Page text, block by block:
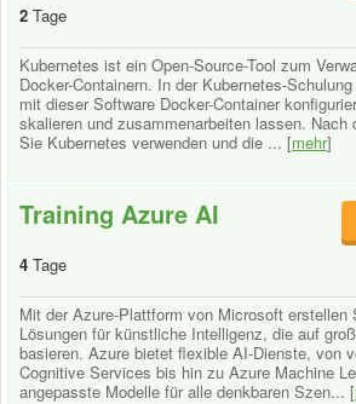
2 Tage
Kubernetes ist ein Open-Source-Tool zum
Docker-Containern. In der Kubernetes-
mit dieser Software Docker-Container
skalieren und zusammenarbeiten lassen. Nach
Sie Kubernetes verwenden und die ... [mehr]
Training Azure AI
4 Tage
Mit der Azure-Plattform von Microsoft erstellen
Lösungen für künstliche Intelligenz, die auf
basieren. Azure bietet flexible AI-Dienste, von
Cognitive Services bis hin zu Azure Machine
angepasste Modelle für alle denkbaren Szen... [